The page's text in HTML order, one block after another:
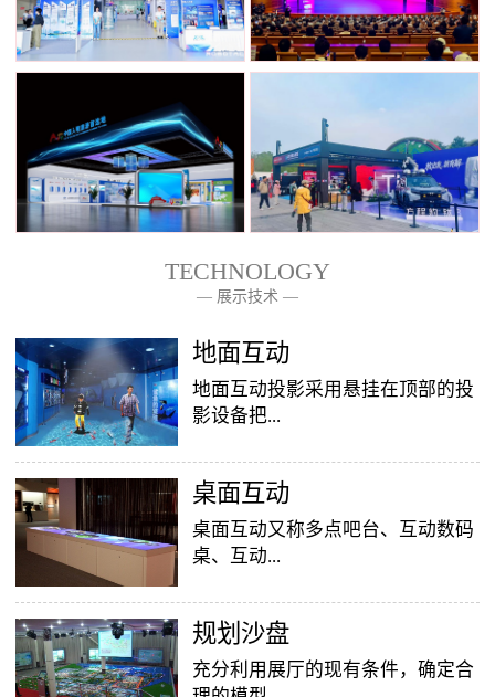
TECHNOLOGY
— 展示技术 —
地面互动
地面互动投影采用悬挂在顶部的投
影设备把...
影像效果投射到地面，当参访着走
至投影区域时，通过系统识别，参
访者可以直接使用双脚或动作与投
效果就会随着你的脚步产生相应的
变幻。地面互动投影系统是集虚拟
互动投影项目，包括水波纹、翻
桌面互动
桌面互动又称多点吧台、互动数码
桌、互动...
投影桌面，让普通的吧台（桌面）
变成一个多媒体互动娱乐游戏消费
平台，图文并茂，形式新颖，令桌
​规划沙盘
充分利用展厅的现有条件，确定合